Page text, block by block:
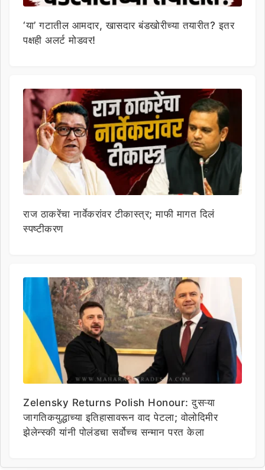
‘या’ गटातील आमदार, खासदार बंडखोरीच्या तयारीत? इतर
पक्षही अलर्ट मोडवर!
राज ठाकरेंचा नार्वेकरांवर टीकास्त्र; माफी मागत दिलं
स्पष्टीकरण
Zelensky Returns Polish Honour: दुसऱ्या
जागतिकयुद्धाच्या इतिहासावरून वाद पेटला; वोलोदिमीर
झेलेन्स्की यांनी पोलंडचा सर्वोच्च सन्मान परत केला